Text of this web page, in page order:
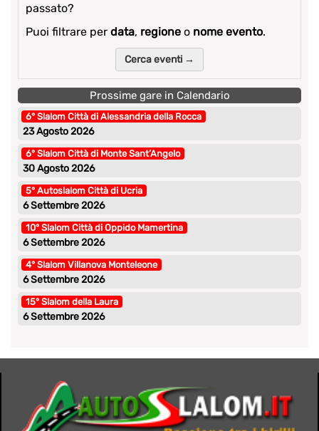
passato?
Puoi filtrare per data, regione o nome evento.
Cerca eventi →
Prossime gare in Calendario
6° Slalom Città di Alessandria della Rocca
23 Agosto 2026
6° Slalom Città di Monte Sant’Angelo
30 Agosto 2026
5° Autoslalom Città di Ucria
6 Settembre 2026
10° Slalom Città di Oppido Mamertina
6 Settembre 2026
4° Slalom Villanova Monteleone
6 Settembre 2026
15° Slalom della Laura
6 Settembre 2026